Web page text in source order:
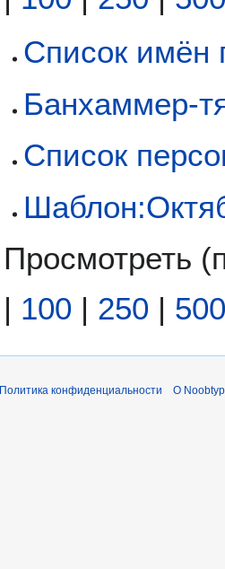
Список имён
Банхаммер-
Список
Просмотреть (
| 100 | 250 | 500
Политика конфиденциальности О